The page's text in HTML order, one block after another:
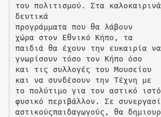
του πολιτισμού. Στα
δευτικά
προγράμματα που θα λάβουν
χώρα στον Εθνικό Κήπο, τα
παιδιά θα έχουν την ευκαιρία να
γνωρίσουν τόσο τον Κήπο όσο
και τις συλλογές του Μουσείου
και να συνδέσουν την Τέχνη με
το πολύτιμο για τον αστικό ιστό
φυσικό περιβάλλον. Σε
αστικούςπαιδαγωγούς, θα